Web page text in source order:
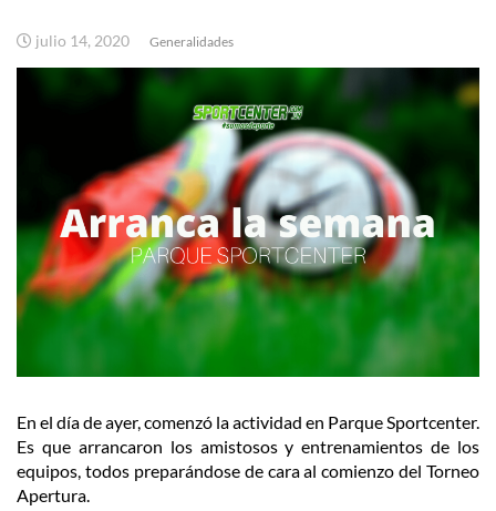
julio 14, 2020 Generalidades
En el día de ayer, comenzó la actividad en Parque Sportcenter.
Es que arrancaron los amistosos y entrenamientos de los
equipos, todos preparándose de cara al comienzo del Torneo
Apertura.